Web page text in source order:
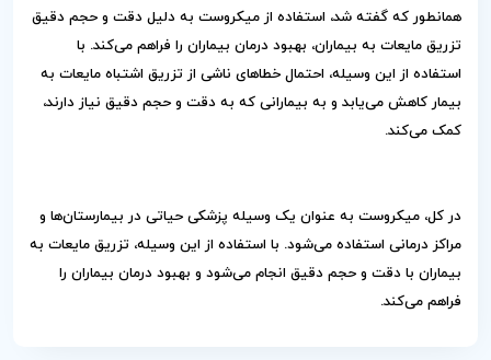
همانطور که گفته شد، استفاده از میکروست به دلیل دقت و حجم دقیق
تزریق مایعات به بیماران، بهبود درمان بیماران را فراهم می‌کند. با
استفاده از این وسیله، احتمال خطاهای ناشی از تزریق اشتباه مایعات به
بیمار کاهش می‌یابد و به بیمارانی که به دقت و حجم دقیق نیاز دارند،
کمک می‌کند.
در کل، میکروست به عنوان یک وسیله پزشکی حیاتی در بیمارستان‌ها و
مراکز درمانی استفاده می‌شود. با استفاده از این وسیله، تزریق مایعات به
بیماران با دقت و حجم دقیق انجام می‌شود و بهبود درمان بیماران را
فراهم می‌کند.